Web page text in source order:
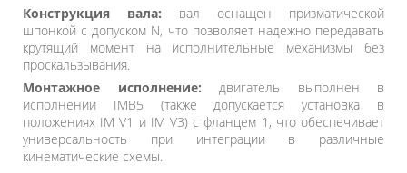
Конструкция вала: вал оснащен призматической
шпонкой с допуском N, что позволяет надежно передавать
крутящий момент на исполнительные механизмы без
проскальзывания.
Монтажное исполнение: двигатель выполнен в
исполнении IMB5 (также допускается установка в
положениях IM V1 и IM V3) с фланцем 1, что обеспечивает
универсальность при интеграции в различные
кинематические схемы.